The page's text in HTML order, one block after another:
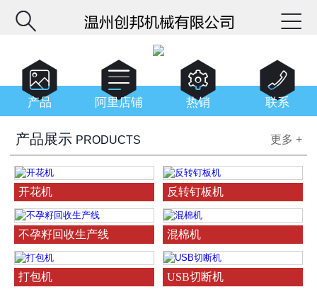



产品 
阿里店铺 
热销 
联系
产品展示 PRODUCTS 更多 +
开花机 反转钉板机
不孕籽回收生产线 混棉机
打包机 USB切断机